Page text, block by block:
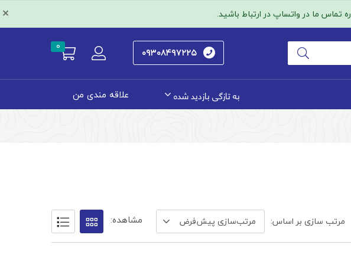
× ما در واتساپ در ارتباط باشید.
۰۹۳۰۸۴۹۷۲۲۵ 0
به تازگی بازدید شده علاقه مندی من
مرتب سازی بر اساس: مرتب‌سازی پیش‌فرض مشاهده: